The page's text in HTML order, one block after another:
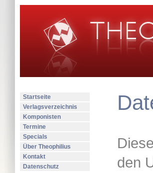
Startseite
Verlagsverzeichnis
Komponisten
Termine
Specials
Über Theophilius
Kontakt
Datenschutz
den